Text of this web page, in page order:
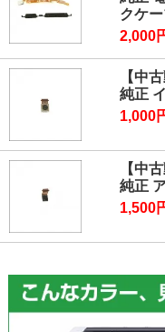
クケ
2,000
【中
純正
1,000
【中
純正
1,500